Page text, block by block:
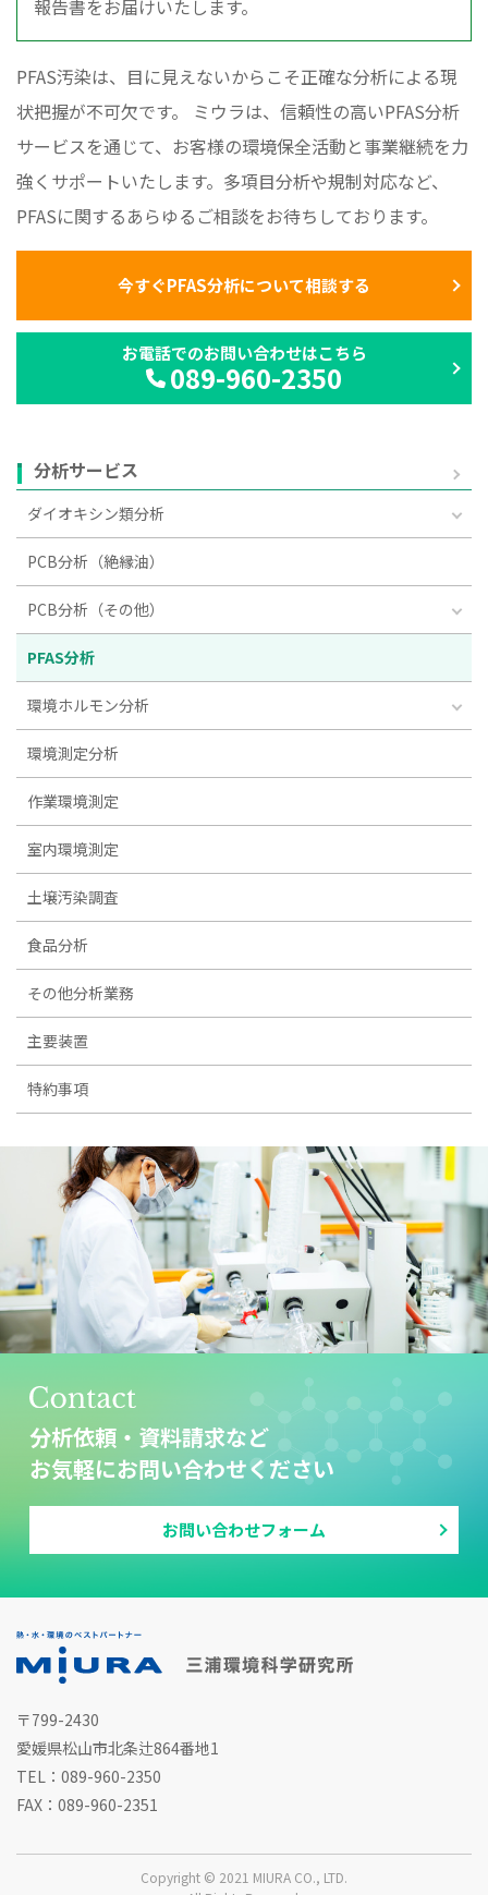
報告書をお届けいたします。
PFAS汚染は、目に見えないからこそ正確な分析による現
状把握が不可欠です。 ミウラは、信頼性の高いPFAS分析
サービスを通じて、お客様の環境保全活動と事業継続を力
強くサポートいたします。多項目分析や規制対応など、
PFASに関するあらゆるご相談をお待ちしております。
今すぐPFAS分析について相談する
お電話でのお問い合わせはこちら
089-960-2350
分析サービス
ダイオキシン類分析
PCB分析（絶縁油）
PCB分析（その他）
PFAS分析
環境ホルモン分析
環境測定分析
作業環境測定
室内環境測定
土壌汚染調査
食品分析
その他分析業務
主要装置
特約事項
分析依頼・資料請求など
お気軽にお問い合わせください
お問い合わせフォーム
〒799-2430
愛媛県松山市北条辻864番地1
TEL：089-960-2350
FAX：089-960-2351
Copyright © 2021 MIURA CO., LTD.